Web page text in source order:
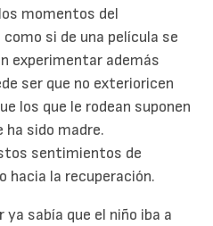
momentos del
si de una película se
experimentar además
ser que no exterioricen
los que le rodean suponen
ha sido madre.
sentimientos de
hacia la recuperación.
sabía que el niño iba a